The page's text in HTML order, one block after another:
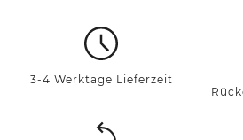
3-4 Werktage Lieferzeit